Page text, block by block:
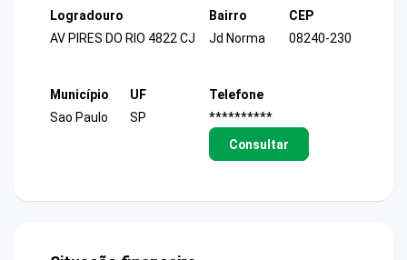
Logradouro
AV PIRES DO RIO 4822 CJ
Bairro
Jd Norma
CEP
08240-230
Município
Sao Paulo
UF
SP
Telefone
**********
Consultar